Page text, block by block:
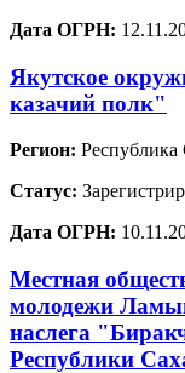
Дата ОГРН:
Якутское
казачий полк"
Регион: Республика
Статус:
Дата ОГРН:
Местная
молодежи
наслега
Республики